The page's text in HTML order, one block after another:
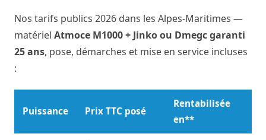
Nos tarifs publics 2026 dans les Alpes-Maritimes —
matériel Atmoce M1000 + Jinko ou Dmegc garanti
25 ans, pose, démarches et mise en service incluses
:
Puissance Prix TTC posé
Rentabilisée
en**